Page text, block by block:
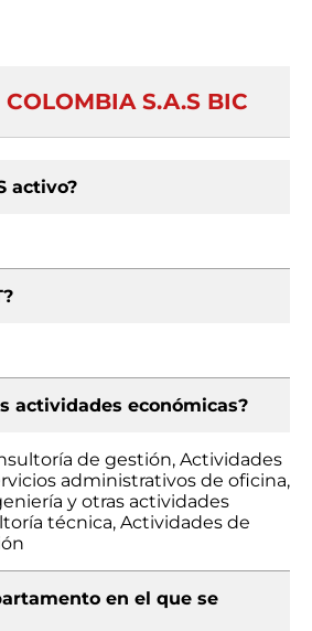
COLOMBIA S.A.S BIC
activo?
actividades económicas?
de gestión, Actividades
administrativos de oficina,
y otras actividades
técnica, Actividades de
en el que se